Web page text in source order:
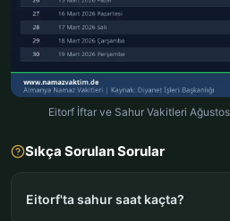
Eitorf İftar ve Sahur Vakitleri
Sıkça Sorulan Sorular
Eitorf'ta sahur saat kaçta?